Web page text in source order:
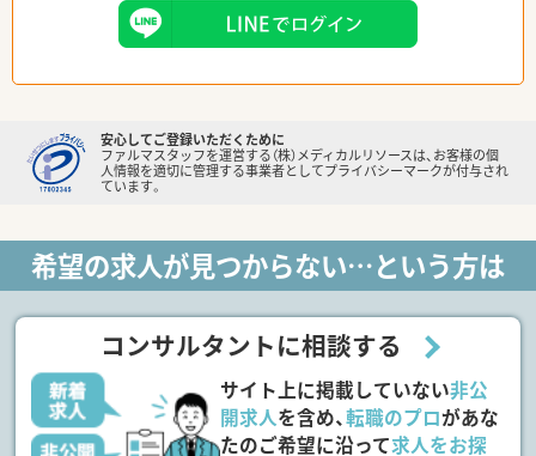
安心してご登録いただくために
ファルマスタッフを運営する（株）メディカルリソースは、お客様の個
人情報を適切に管理する事業者としてプライバシーマークが付与され
ています。
希望の求人が見つからない…という方は
コンサルタントに相談する
サイト上に掲載していない非公
開求人を含め、転職のプロがあな
たのご希望に沿って求人をお探